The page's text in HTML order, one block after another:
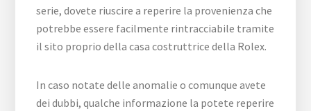
serie, dovete riuscire a reperire la provenienza che
potrebbe essere facilmente rintracciabile tramite
il sito proprio della casa costruttrice della Rolex.
In caso notate delle anomalie o comunque avete
dei dubbi, qualche informazione la potete reperire